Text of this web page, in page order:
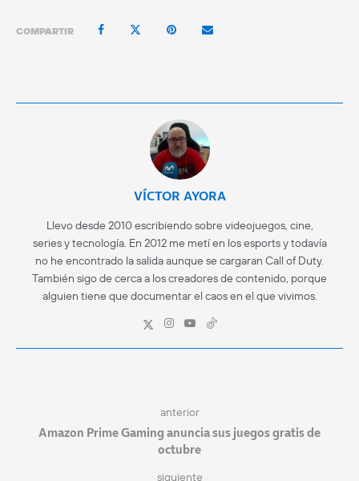
COMPARTIR
VÍCTOR AYORA
Llevo desde 2010 escribiendo sobre videojuegos, cine,
series y tecnología. En 2012 me metí en los esports y todavía
no he encontrado la salida aunque se cargaran Call of Duty.
También sigo de cerca a los creadores de contenido, porque
alguien tiene que documentar el caos en el que vivimos.
anterior
Amazon Prime Gaming anuncia sus juegos gratis de
octubre
siguiente